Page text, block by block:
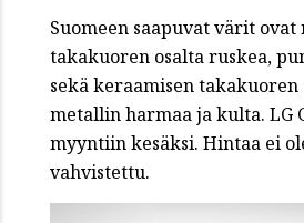
Suomeen saapuvat värit ovat
takakuoren osalta ruskea,
sekä keraamisen
metallin harmaa ja kulta. LG
myyntiin kesäksi. Hintaa ei
vahvistettu.